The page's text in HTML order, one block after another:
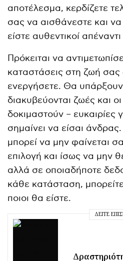
αποτέλεσμα, κερδίζετε
σας να αισθάνεστε και
είστε αυθεντικοί
Πρόκειται να
καταστάσεις στη ζωή
ενεργήσετε. Θα
διακυβεύονται ζωές και
δοκιμαστούν – ευκαιρίες
σημαίνει να είσαι
μπορεί να μην φαίνεται
επιλογή και ίσως να μην
αλλά σε οποιαδήποτε
κάθε κατάσταση,
ποιοι θα είστε.
ΔΕΊΤΕ